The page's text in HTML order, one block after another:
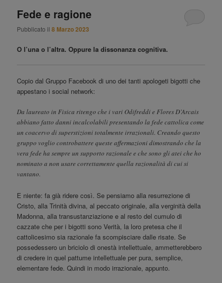
Fede e ragione
Pubblicato il8 Marzo 2023
O l’una o l’altra. Oppure la dissonanza cognitiva.
Copio dal Gruppo Facebook di uno dei tanti apologeti bigotti che
appestano i social network:
Da laureato in Fisica ritengo che i vari Odifreddi e Flores D’Arcais
abbiano fatto danni incalcolabili presentando la fede cattolica come
un coacervo di superstizioni totalmente irrazionali. Creando questo
gruppo voglio controbattere queste affermazioni dimostrando che la
vera fede ha sempre un supporto razionale e che sono gli atei che ho
nominato a non usare correttamente quella razionalità di cui si
vantano.
E niente: fa già ridere così. Se pensiamo alla resurrezione di
Cristo, alla Trinità divina, al peccato originale, alla verginità della
Madonna, alla transustanziazione e al resto del cumulo di
cazzate che per i bigotti sono Verità, la loro pretesa che il
cattolicesimo sia razionale fa scompisciare dalle risate. Se
possedessero un briciolo di onestà intellettuale, ammetterebbero
di credere in quel pattume intellettuale per pura, semplice,
elementare fede. Quindi in modo irrazionale, appunto.